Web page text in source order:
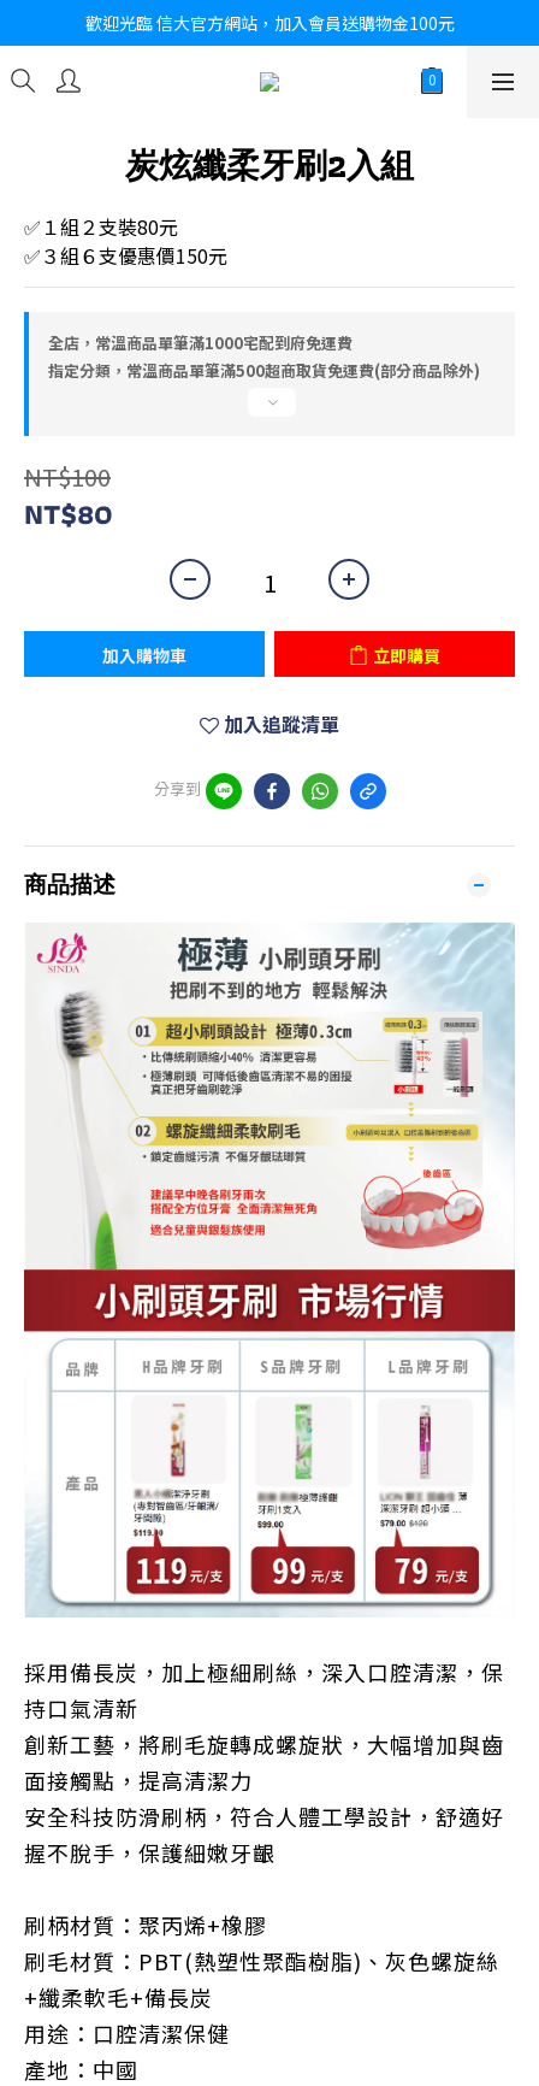
歡迎光臨 信大官方網站，加入會員送購物金100元
炭炫纖柔牙刷2入組
✅１組２支裝80元
✅３組６支優惠價150元
全店，常溫商品單筆滿1000宅配到府免運費
指定分類，常溫商品單筆滿500超商取貨免運費(部分商品除外)
NT$100
NT$80
加入購物車 立即購買
加入追蹤清單
分享到
商品描述
採用備長炭，加上極細刷絲，深入口腔清潔，保
持口氣清新
創新工藝，將刷毛旋轉成螺旋狀，大幅增加與齒
面接觸點，提高清潔力
安全科技防滑刷柄，符合人體工學設計，舒適好
握不脫手，保護細嫩牙齦
刷柄材質：聚丙烯+橡膠
刷毛材質：PBT(熱塑性聚酯樹脂)、灰色螺旋絲
+纖柔軟毛+備長炭
用途：口腔清潔保健
產地：中國